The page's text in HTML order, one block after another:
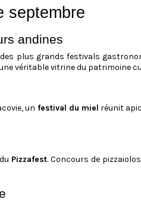
septembre
andines
des plus grands festivals
véritable vitrine du patrimoine
un festival du miel réunit
Pizzafest. Concours de